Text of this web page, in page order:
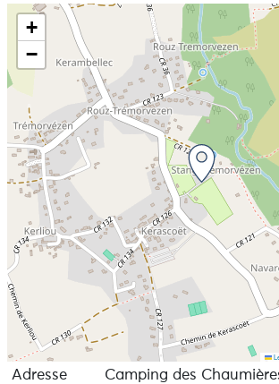
+
−
Adresse
Camping des